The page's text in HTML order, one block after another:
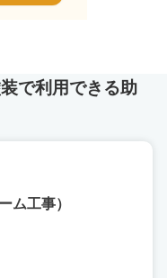
で利用できる助
ム工事）